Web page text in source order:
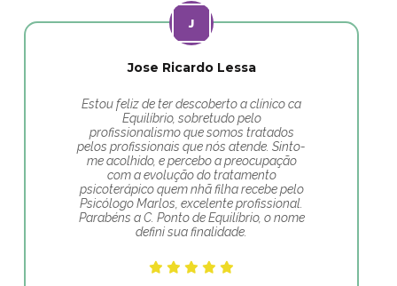
Jose Ricardo Lessa
Estou feliz de ter descoberto a clínico ca
Equilíbrio, sobretudo pelo
profissionalismo que somos tratados
pelos profissionais que nós atende. Sinto-
me acolhido, e percebo a preocupação
com a evolução do tratamento
psicoterápico quem nhã filha recebe pelo
Psicólogo Marlos, excelente profissional.
Parabéns a C. Ponto de Equilíbrio, o nome
defini sua finalidade.